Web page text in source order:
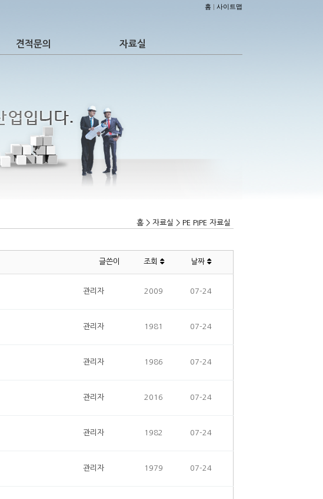
홈 | 사이트맵
견적문의 자료실
홈 > 자료실 > PE PIPE 자료실
글쓴이 조회 날짜
관리자 2009 07-24
관리자 1981 07-24
관리자 1986 07-24
관리자 2016 07-24
관리자 1982 07-24
관리자 1979 07-24